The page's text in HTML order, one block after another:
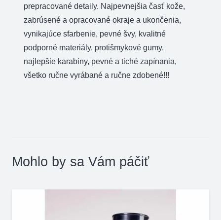
prepracované detaily. Najpevnejšia časť kože,
zabrúsené a opracované okraje a ukončenia,
vynikajúce sfarbenie, pevné švy, kvalitné
podporné materiály, protišmykové gumy,
najlepšie karabiny, pevné a tiché zapínania,
všetko ručne vyrábané a ručne zdobené!!!
Mohlo by sa Vám páčiť